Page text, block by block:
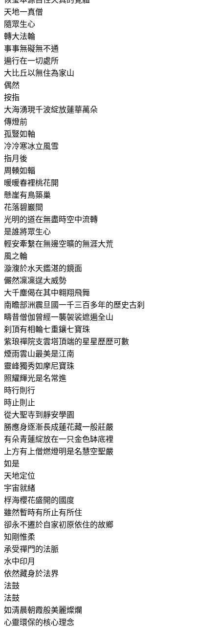
天地一真僧
隨眾生心
轉大法輪
事事無礙無不通
遍行在一切處所
大比丘以無住為家山
偶然
按指
大海湧現千波綻放蓮華萬朵
傳燈前
孤豎如軸
冷冷寒冰立風雪
指月後
周輳如輻
暖暖春裡桃花開
懸崖有鳥築巢
花落碧巖間
光明的道在無盡時空中流轉
是誰將眾生心
輕安牽繫在無邊空曠的無涯大荒
風之輪
漩澓於水天鑑湛的鏡面
儼然凜凜逞大威勢
大千塵偈在其中翱翔飛舞
南瞻部洲震旦國一千三百多年的歷史古刹
疇昔僧伽曾經一襲袈裟遮遍全山
刹頂有相輪七重鑲七寶珠
紫琅禪院支雲塔頂端的星星歷歷可數
煙雨雲山最美是江南
靈峰獨秀如摩尼寶珠
照耀輝光是名常進
時行則行
時止則止
從大聖寺到靜安學園
勝應身逐漸長成蓮花藏一般莊嚴
有朵青蓮綻放在一只金色缽底裡
上方有上僧燃燈明是名慧空聖嚴
如是
天地定位
宇宙就緒
桴海櫻花盛開的國度
雖然暫時有所止有所住
卻永不遷於自家初原依住的故鄉
知剛惟柔
承受禪門的法脈
水中印月
依然藏身於法界
法鼓
法鼓
如清晨朝霞般美麗燦爛
心靈環保的核心理念